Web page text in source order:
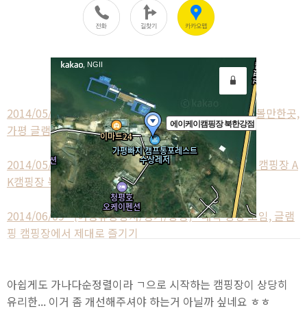
2014/05/03 - [여행휴양상자/경기/충청] - 아이들과 가볼만한곳,
가평 글램핑 캠핑장 AK캠핑장 칼봉산점 후기
2014/05/14 - [여행휴양상자/경기/충청] - 가평 글램핑 캠핑장 A
K캠핑장 북한강점의 멋진 풍경
2014/06/09 - [여행휴양상자/경기/충청] - 대학 동창 모임, 글램
핑 캠핑장에서 제대로 즐기기
아쉽게도 가나다순정렬이라 ㄱ으로 시작하는 캠핑장이 상당히
유리한... 이거 좀 개선해주셔야 하는거 아닐까 싶네요 ㅎㅎ